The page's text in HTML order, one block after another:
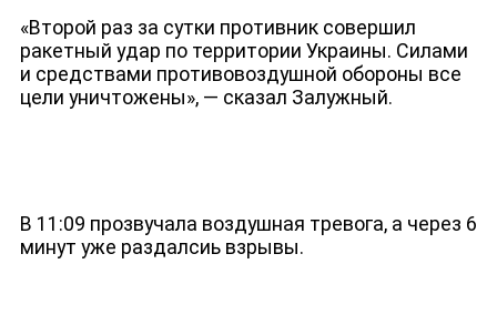
«Второй раз за сутки противник совершил
ракетный удар по территории Украины. Силами
и средствами противовоздушной обороны все
цели уничтожены», — сказал Залужный.
В 11:09 прозвучала воздушная тревога, а через 6
минут уже раздалсиь взрывы.